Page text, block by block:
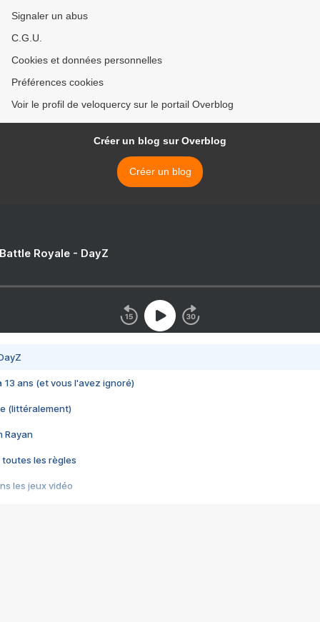
Signaler un abus
C.G.U.
Cookies et données personnelles
Préférences cookies
Voir le profil de veloquercy sur le portail Overblog
Créer un blog sur Overblog
Créer un blog
Royale - DayZ
13 ans (et vous l'avez ignoré)
(littéralement)
Rayan
toutes les règles
les jeux vidéo